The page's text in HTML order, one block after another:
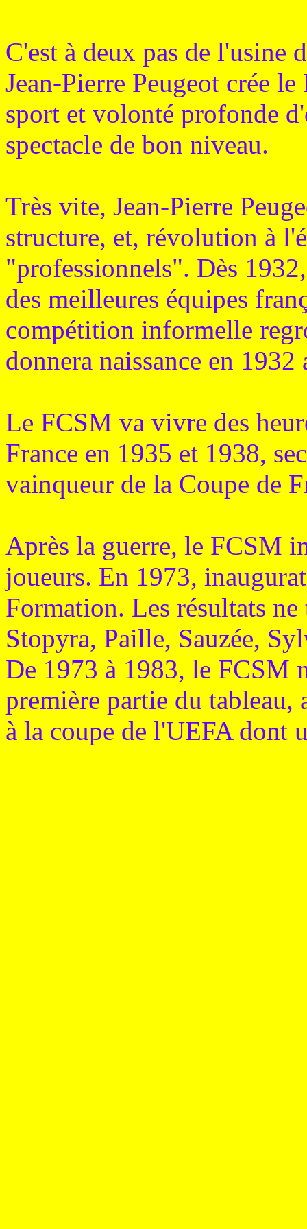
C'est à deux pas de l'usine
Jean-Pierre Peugeot crée
sport et volonté profonde
spectacle de bon niveau.
Très vite, Jean-Pierre
structure, et, révolution à
"professionnels". Dès
des meilleures équipes
compétition informelle
donnera naissance en
Le FCSM va vivre des
France en 1935 et 1938,
vainqueur de la Coupe de
Après la guerre, le FCSM
joueurs. En 1973,
Formation. Les résultats
Stopyra, Paille, Sauzée,
De 1973 à 1983, le FCSM
première partie du
à la coupe de l'UEFA dont